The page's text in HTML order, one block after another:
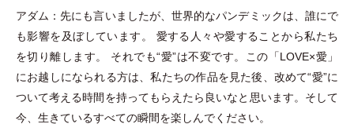
アダム：先にも言いましたが、世界的なパンデミックは、誰にで
も影響を及ぼしています。 愛する人々や愛することから私たち
を切り離します。 それでも“愛”は不変です。この 「LOVE×愛 」
にお越しになられる方は、私たちの作品を見た後、改めて“愛”に
ついて考える時間を持ってもらえたら良いなと思います。そして
今、生きているすべての瞬間を楽しんでください。